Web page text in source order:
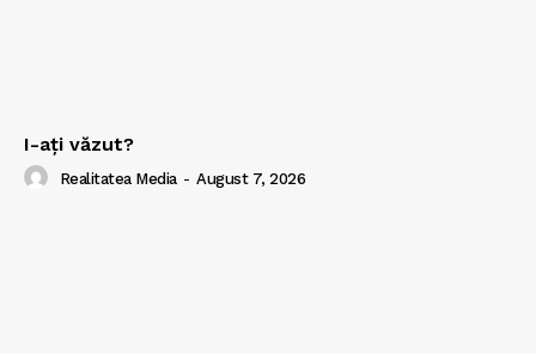
I-aţi văzut?
Realitatea Media - August 7, 2026